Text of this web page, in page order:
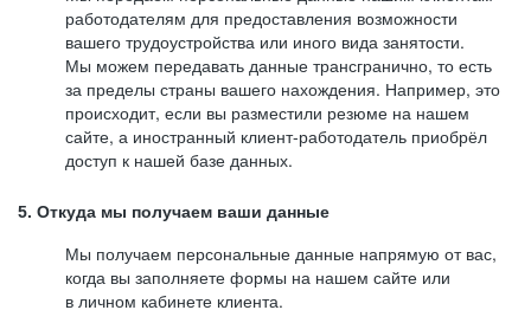
работодателям для предоставления возможности
вашего трудоустройства или иного вида занятости.
Мы можем передавать данные трансгранично, то есть
за пределы страны вашего нахождения. Например, это
происходит, если вы разместили резюме на нашем
сайте, а иностранный клиент-работодатель приобрёл
доступ к нашей базе данных.
5. Откуда мы получаем ваши данные
Мы получаем персональные данные напрямую от вас,
когда вы заполняете формы на нашем сайте или
в личном кабинете клиента.